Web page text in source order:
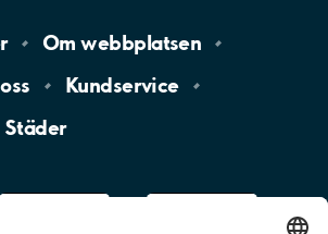
Omwebbplatsen
oss
Kundservice
Städer